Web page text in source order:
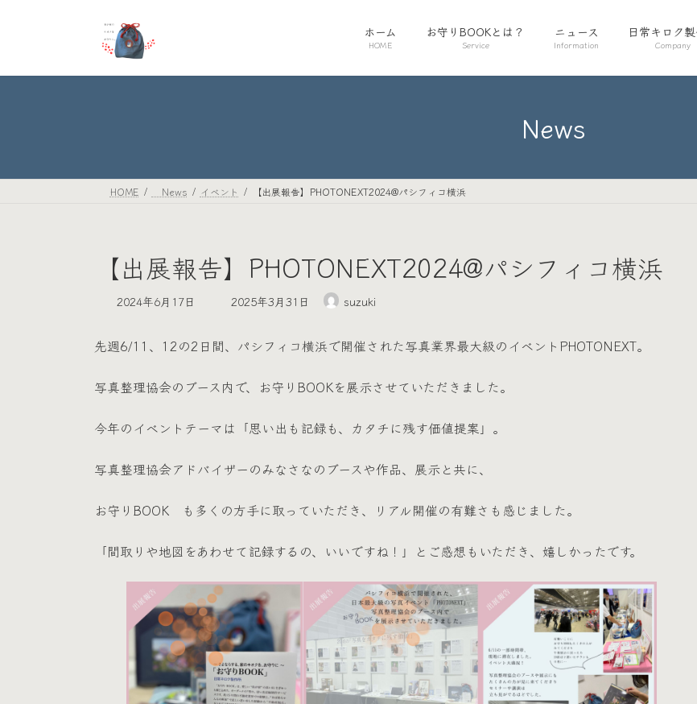
プ
動
ホーム
HOME
お守りBOOKとは？
Service
ニュース
Information
日常キロク
Company
News
HOME News イベント 【出展報告】PHOTONEXT2024@パシフィコ横浜
【出展報告】PHOTONEXT2024@パシフィコ横浜
2024年6月17日
最
新
:
2025年3月31日 suzuki
先週6/11、12の2日間、パシフィコ横浜で開催された写真業界最大級のイベントPHOTONEXT。
写真整理協会のブース内で、お守りBOOKを展示させていただきました。
今年のイベントテーマは「思い出も記録も、カタチに残す価値提案」。
写真整理協会アドバイザーのみなさなのブースや作品、展示と共に、
お守りBOOK も多くの方手に取っていただき、リアル開催の有難さも感じました。
「間取りや地図をあわせて記録するの、いいですね！」とご感想もいただき、嬉しかったです。